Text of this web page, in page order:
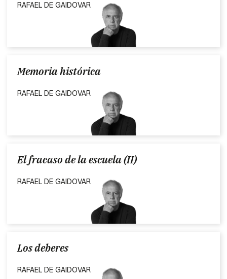
RAFAEL DE GAIDOVAR
Memoria histórica
RAFAEL DE GAIDOVAR
El fracaso de la escuela (II)
RAFAEL DE GAIDOVAR
Los deberes
RAFAEL DE GAIDOVAR